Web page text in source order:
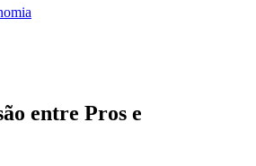
entre Pros e